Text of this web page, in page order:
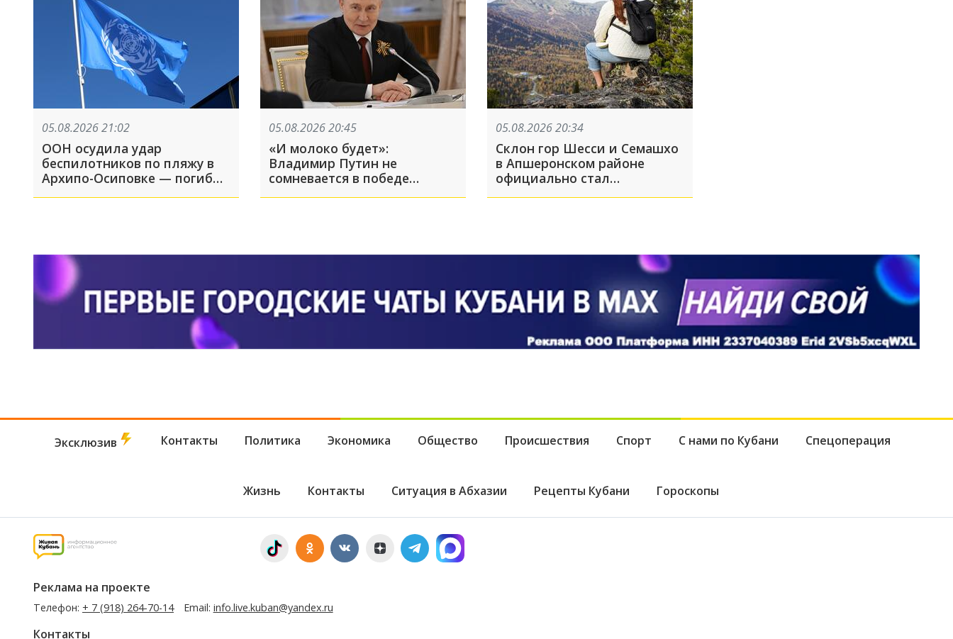
05.08.2026 21:02
ООН осудила удар
беспилотников по пляжу в
Архипо-Осиповке — погибли
семеро, включая четверых
05.08.2026 20:45
«И молоко будет»:
Владимир Путин не
сомневается в победе
России
05.08.2026 20:34
Склон гор Шесси и Семашхо
в Апшеронском районе
официально стал
памятником природы
Эксклюзив Контакты Политика Экономика Общество Происшествия Спорт С нами по Кубани Спецоперация
Жизнь Контакты Ситуация в Абхазии Рецепты Кубани Гороскопы
Реклама на проекте
Телефон: + 7 (918) 264-70-14 Email: info.live.kuban@yandex.ru
Контакты